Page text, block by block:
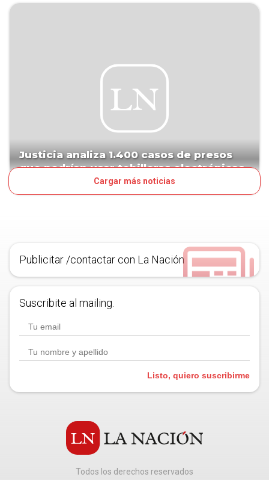
Justicia analiza 1.400 casos de presos
que podrían usar tobilleras electrónicas
Cargar más noticias
Publicitar /contactar con La Nación
Suscribite al mailing.
Listo, quiero suscribirme
Todos los derechos reservados